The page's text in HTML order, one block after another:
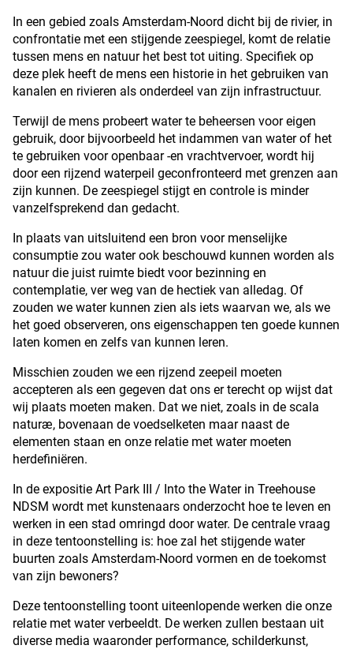
In een gebied zoals Amsterdam-Noord dicht bij de rivier, in
confrontatie met een stijgende zeespiegel, komt de relatie
tussen mens en natuur het best tot uiting. Specifiek op
deze plek heeft de mens een historie in het gebruiken van
kanalen en rivieren als onderdeel van zijn infrastructuur.
Terwijl de mens probeert water te beheersen voor eigen
gebruik, door bijvoorbeeld het indammen van water of het
te gebruiken voor openbaar -en vrachtvervoer, wordt hij
door een rijzend waterpeil geconfronteerd met grenzen aan
zijn kunnen. De zeespiegel stijgt en controle is minder
vanzelfsprekend dan gedacht.
In plaats van uitsluitend een bron voor menselijke
consumptie zou water ook beschouwd kunnen worden als
natuur die juist ruimte biedt voor bezinning en
contemplatie, ver weg van de hectiek van alledag. Of
zouden we water kunnen zien als iets waarvan we, als we
het goed observeren, ons eigenschappen ten goede kunnen
laten komen en zelfs van kunnen leren.
Misschien zouden we een rijzend zeepeil moeten
accepteren als een gegeven dat ons er terecht op wijst dat
wij plaats moeten maken. Dat we niet, zoals in de scala
naturæ, bovenaan de voedselketen maar naast de
elementen staan en onze relatie met water moeten
herdefiniëren.
In de expositie Art Park III / Into the Water in Treehouse
NDSM wordt met kunstenaars onderzocht hoe te leven en
werken in een stad omringd door water. De centrale vraag
in deze tentoonstelling is: hoe zal het stijgende water
buurten zoals Amsterdam-Noord vormen en de toekomst
van zijn bewoners?
Deze tentoonstelling toont uiteenlopende werken die onze
relatie met water verbeeldt. De werken zullen bestaan uit
diverse media waaronder performance, schilderkunst,